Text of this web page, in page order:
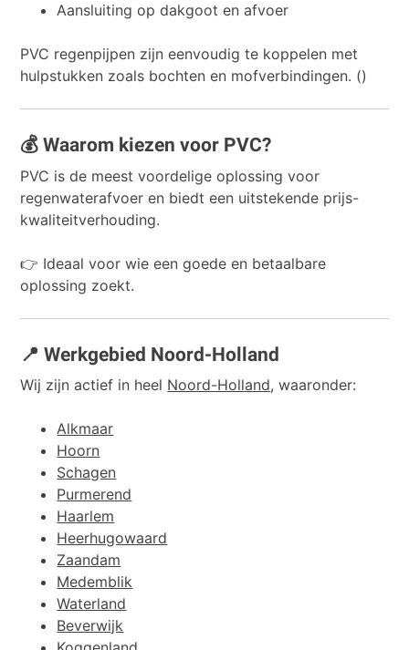
Aansluiting op dakgoot en afvoer
PVC regenpijpen zijn eenvoudig te koppelen met
hulpstukken zoals bochten en mofverbindingen. ()
💰 Waarom kiezen voor PVC?
PVC is de meest voordelige oplossing voor
regenwaterafvoer en biedt een uitstekende prijs-
kwaliteitverhouding.
👉 Ideaal voor wie een goede en betaalbare
oplossing zoekt.
📍 Werkgebied Noord-Holland
Wij zijn actief in heel Noord-Holland, waaronder:
Alkmaar
Hoorn
Schagen
Purmerend
Haarlem
Heerhugowaard
Zaandam
Medemblik
Waterland
Beverwijk